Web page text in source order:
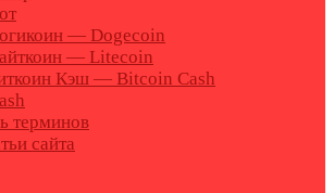
— Dogecoin
— Litecoin
Кэш — Bitcoin Cash
терминов
сайта